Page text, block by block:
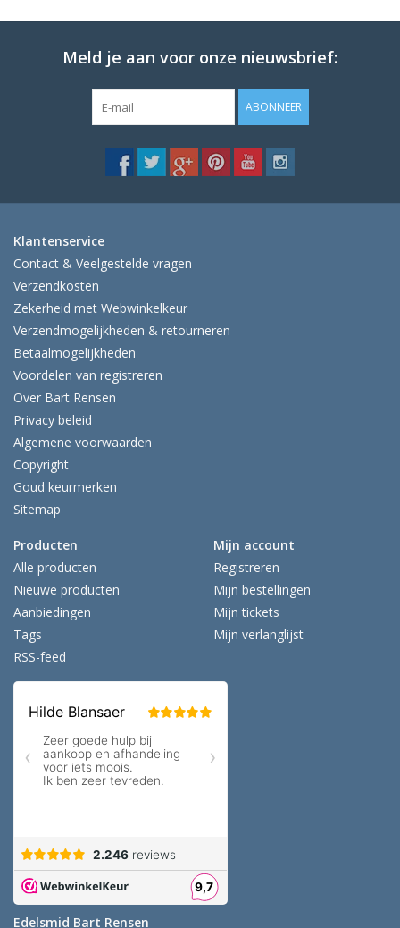
Meld je aan voor onze nieuwsbrief:
ABONNEER
Klantenservice
Contact & Veelgestelde vragen
Verzendkosten
Zekerheid met Webwinkelkeur
Verzendmogelijkheden & retourneren
Betaalmogelijkheden
Voordelen van registreren
Over Bart Rensen
Privacy beleid
Algemene voorwaarden
Copyright
Goud keurmerken
Sitemap
Producten
Alle producten
Nieuwe producten
Aanbiedingen
Tags
RSS-feed
Mijn account
Registreren
Mijn bestellingen
Mijn tickets
Mijn verlanglijst
Edelsmid Bart Rensen